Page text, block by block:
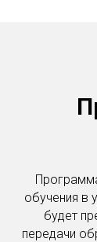
обучения в
будет
передачи